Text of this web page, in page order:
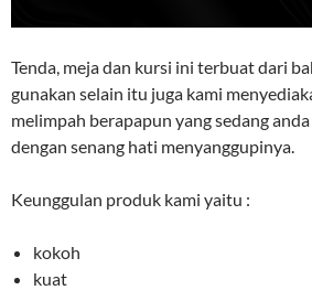
Tenda, meja dan kursi ini terbuat dari
gunakan selain itu juga kami
melimpah berapapun yang sedang
dengan senang hati menyanggupinya.
Keunggulan produk kami yaitu :
kokoh
kuat